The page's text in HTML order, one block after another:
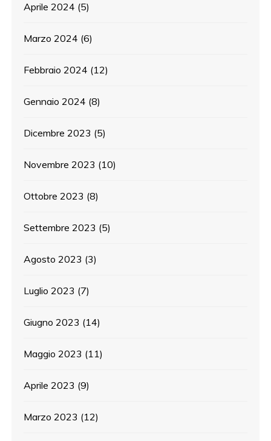
Aprile 2024 (5)
Marzo 2024 (6)
Febbraio 2024 (12)
Gennaio 2024 (8)
Dicembre 2023 (5)
Novembre 2023 (10)
Ottobre 2023 (8)
Settembre 2023 (5)
Agosto 2023 (3)
Luglio 2023 (7)
Giugno 2023 (14)
Maggio 2023 (11)
Aprile 2023 (9)
Marzo 2023 (12)